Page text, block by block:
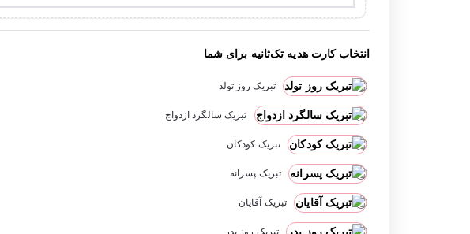
انتخاب کارت هدیه تک‌ثانیه برای شما
تبریک روز تولد
تبریک سالگرد ازدواج
تبریک کودکان
تبریک پسرانه
تبریک آقایان
تبریک روز پدر